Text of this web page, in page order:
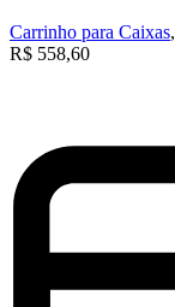
Carrinho para Caixas,
R$ 558,60